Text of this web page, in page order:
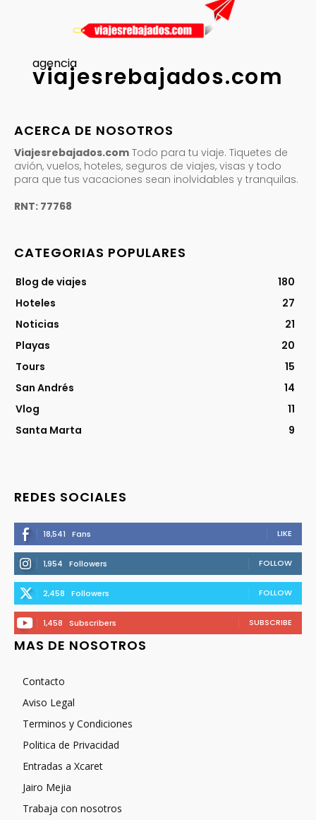
agencia
viajesrebajados.com
ACERCA DE NOSOTROS
Viajesrebajados.com Todo para tu viaje. Tiquetes de
avión, vuelos, hoteles, seguros de viajes, visas y todo
para que tus vacaciones sean inolvidables y tranquilas.
RNT: 77768
CATEGORIAS POPULARES
Blog de viajes
180
Hoteles
27
Noticias
21
Playas
20
Tours
15
San Andrés
14
Vlog
11
Santa Marta
9
REDES SOCIALES
18,541 Fans LIKE
1,954 Followers FOLLOW
2,458 Followers FOLLOW
1,458 Subscribers SUBSCRIBE
MAS DE NOSOTROS
Contacto
Aviso Legal
Terminos y Condiciones
Politica de Privacidad
Entradas a Xcaret
Jairo Mejia
Trabaja con nosotros